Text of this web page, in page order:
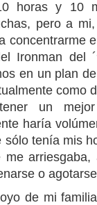
horas y 10
pero a
concentrarme
Ironman del
en un plan
como
un
haría
sólo tenía mis
me
o
de mi